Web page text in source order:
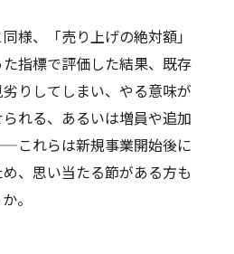
様、「売り上げの絶対額」
指標で評価した結果、既存
りしてしまい、やる意味が
れる、あるいは増員や追加
これらは新規事業開始後に
、思い当たる節がある方も
。